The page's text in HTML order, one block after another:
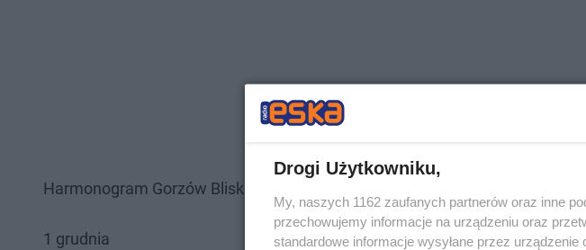
Harmonogram Gorzów Blisko Świąt
1 grudnia
Drogi Użytkowniku,
My, naszych 1162 zaufanych partnerów oraz inne
przechowujemy informacje na urządzeniu oraz
standardowe informacje wysyłane przez